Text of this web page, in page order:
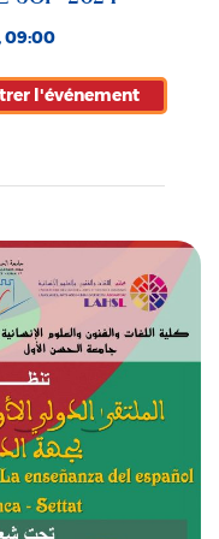
09:00
l'événement